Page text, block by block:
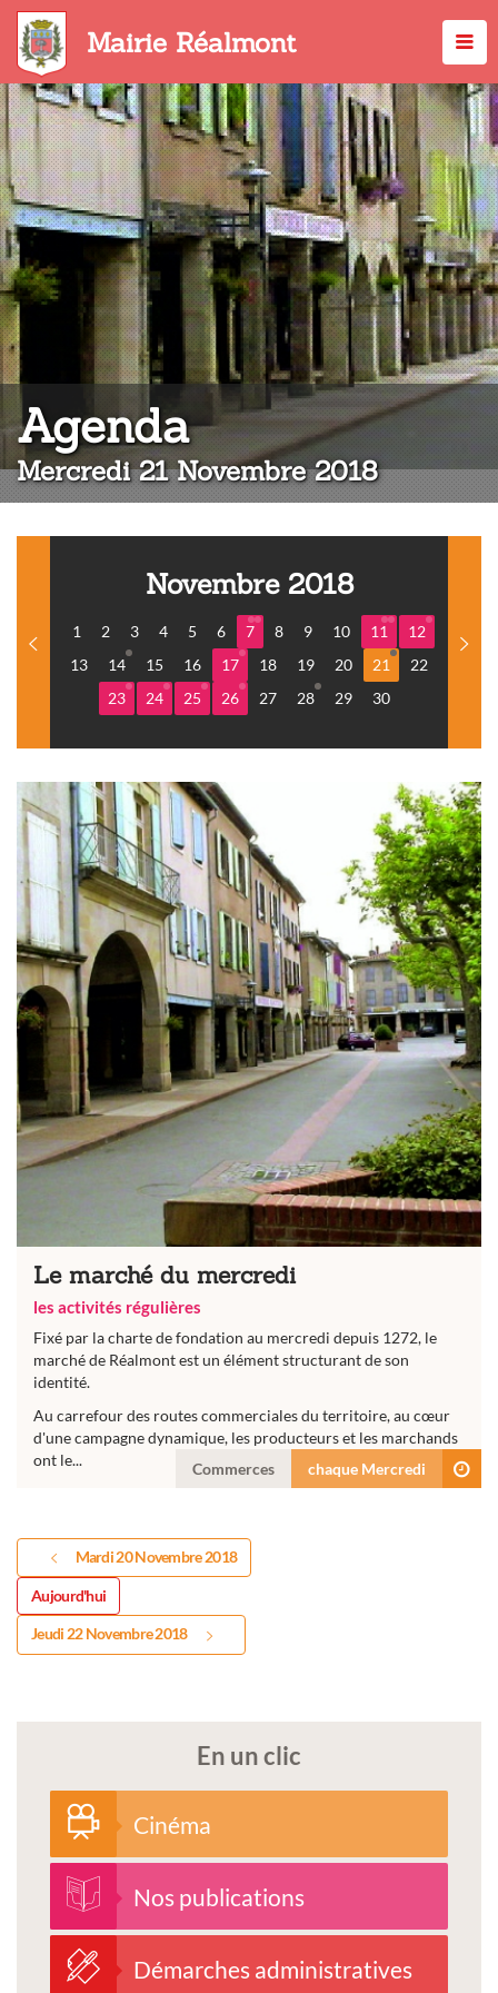
Aller
contenu
principal
Mairie Réalmont
Agenda:
Mercredi 21 Novembre 2018
Novembre 2018
1 2 3 4 5 6 7 8 9 10 11
12
13
14 15 16 17 18 19 20 21
22
23
24 25 26 27 28 29 30
Le marché du mercredi
les activités régulières
Fixé par la charte de fondation au mercredi depuis 1272, le
marché de Réalmont est un élément structurant de son
identité.
Au carrefour des routes commerciales du territoire, au cœur
d'une campagne dynamique, les producteurs et les marchands
ont le...
Commerces chaque Mercredi
Mardi 20 Novembre 2018
Aujourd'hui
Jeudi 22 Novembre 2018
En un clic
Cinéma
Nos publications
Démarches administratives